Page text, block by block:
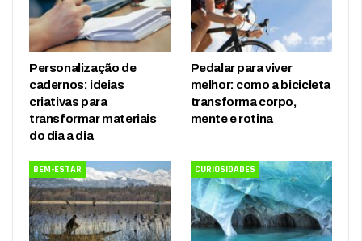
Personalização de
cadernos: ideias
criativas para
transformar materiais
do dia a dia
Pedalar para viver
melhor: como a bicicleta
transforma corpo,
mente e rotina
BEM-ESTAR CURIOSIDADES